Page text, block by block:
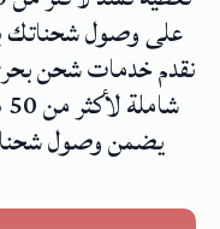
على وصول شحناتك
نقدم خدمات شحن
يضمن وصول